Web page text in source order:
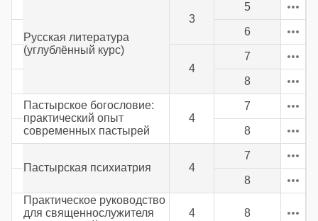
Русская литература
(углублённый курс)
3
5
6
4
7
8
Пастырское богословие:
практический опыт
современных пастырей
4
7
8
Пастырская психиатрия 4
7
8
Практическое руководство
для священнослужителя
4 8